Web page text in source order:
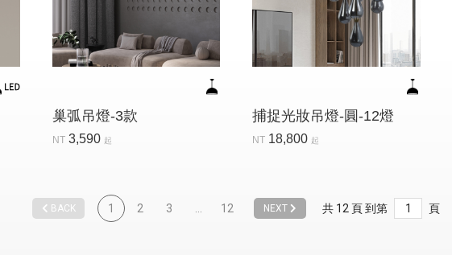
巢弧吊燈-3款
NT3,590 起
捕捉光妝吊燈-圓-12燈
NT 18,800 起
共 12 頁 到第 頁
BACK 1 2 3 12 NEXT